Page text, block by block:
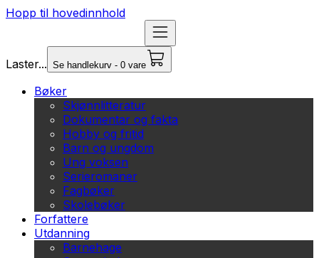
Hopp til hovedinnhold
Laster... Se handlekurv - 0 vare
Bøker
Skjønnlitteratur
Dokumentar og fakta
Hobby og fritid
Barn og ungdom
Ung voksen
Serieromaner
Fagbøker
Skolebøker
Forfattere
Utdanning
Barnehage